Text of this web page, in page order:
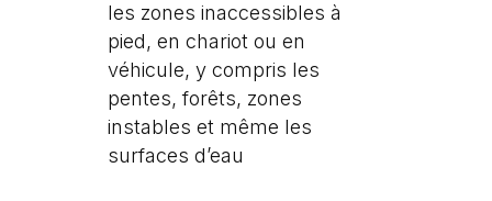
les zones inaccessibles à
pied, en chariot ou en
véhicule, y compris les
pentes, forêts, zones
instables et même les
surfaces d’eau